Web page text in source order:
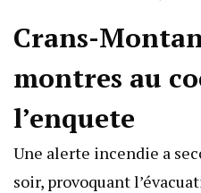
Crans-
montres au
l’enquete
Une alerte incendie a
soir, provoquant